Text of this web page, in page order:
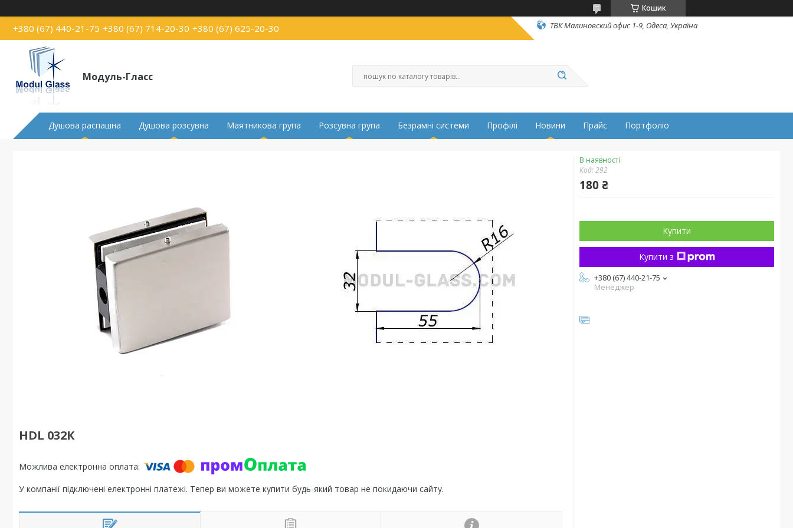
Кошик
+380 (67) 440-21-75 +380 (67) 714-20-30 +380 (67) 625-20-30 ТВК Малиновский офис 1-9, Одеса, Україна
Модуль-Гласс
Душова распашна Душова розсувна Маятникова група Розсувна група Безрамні системи Профілі Новини Прайс Портфоліо
HDL 032К
У компанії підключені електронні платежі. Тепер ви можете купити будь-який товар не покидаючи сайту.
В наявності
Код:292
180 ₴
Купити
Купити з
+380 (67) 440-21-75
Менеджер